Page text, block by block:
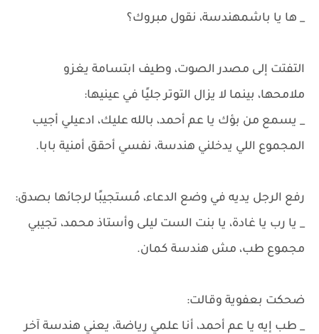
_ ها يا باشمهندسة، نقول مبروك؟
التفتت إلى مصدر الصوت، وطيف ابتسامة يغزو
ملامحها، بينما لا يزال التوتر جليًا في عينيها:
_ يسمع من بؤك يا عم أحمد، بالله عليك، ادعيلي أجيب
المجموع اللي يدخلني هندسة، نفسي أحقق أمنية بابا.
رفع الرجل يديه في وضع الدعاء، مُستجيبًا لرجائها بصدق:
_ يا رب يا غادة، يا بنت الست ليلى وأستاذ محمد، تجيبي
مجموع طب، مش هندسة كمان.
ضحكت بعفوية وقالت:
_ طب إيه يا عم أحمد، أنا علمي رياضة، يعني هندسة آخر